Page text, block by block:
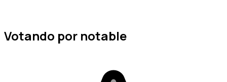
Votando por notable